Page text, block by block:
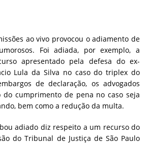
ao vivo provocou o adiamento de
Foi adiada, por exemplo, a
apresentado pela defesa do ex-
Lula da Silva no caso do triplex do
de declaração, os advogados
cumprimento de pena no caso seja
bem como a redução da multa.
adiado diz respeito a um recurso do
do Tribunal de Justiça de São Paulo